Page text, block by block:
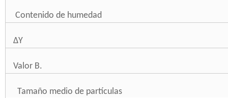
Contenido de humedad
ΔY
Valor B.
Tamaño medio de partículas